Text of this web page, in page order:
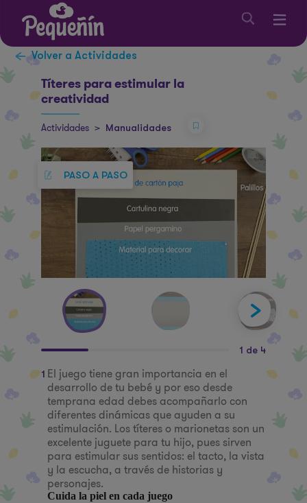
Volver a Actividades
Actividades > Manualidades
Títeres para estimular la
creatividad
PASO A PASO
1 de 4
1 El juego tiene gran importancia en el
desarrollo de tu bebé y por eso desde
temprana edad debes acompañarlo con
diferentes dinámicas que ayuden a su
estimulación. Los títeres o marionetas son un
excelente juguete para tu hijo, pues sirven
para estimular sus sentidos: el tacto, la vista
y la escucha, a través de historias y
personajes.
Cuida la piel en cada juego
Dibuja
el